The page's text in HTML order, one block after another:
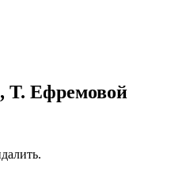
банка,
Т. Ефремовой